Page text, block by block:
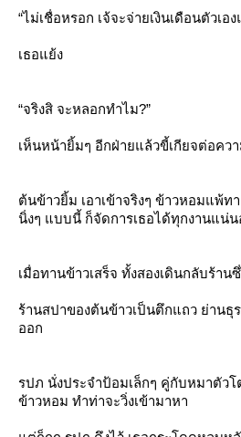
“ไม่เชื่อหรอก เจ้จะจ่ายเงินเดือนตัวเอง
เธอแย้ง
“จริงสิ จะหลอกทำไม?”
เห็นหน้ายิ้มๆ อีกฝ่ายแล้วขี้เกียจต่อคว
ต้นข้าวยิ้ม เอาเข้าจริงๆ ข้าวหอมแพ้ทา
นิ่งๆ แบบนี้ ก็จัดการเธอได้ทุกงานแน่
เมื่อทานข้าวเสร็จ ทั้งสองเดินกลับร้าน
ร้านสปาของต้นข้าวเป็นตึกแถว ย่านธุ
ออก
รปภ นั่งประจำป้อมเล็กๆ คู่กับหมาตัว
ข้าวหอม ทำท่าจะวิ่งเข้ามาหา